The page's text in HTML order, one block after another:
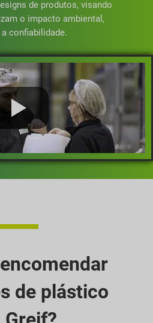
de produtos, visando
o impacto ambiental,
confiabilidade.
de plástico